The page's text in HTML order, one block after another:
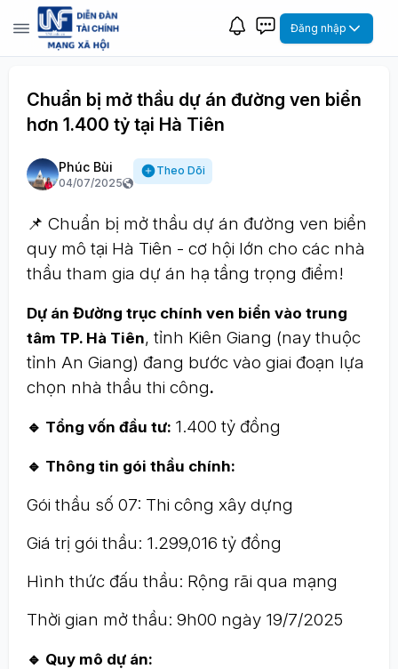
Đăng nhập
Chuẩn bị mở thầu dự án đường ven biển
hơn 1.400 tỷ tại Hà Tiên
Phúc Bùi
04/07/2025
Theo Dõi
📌 Chuẩn bị mở thầu dự án đường ven biển
quy mô tại Hà Tiên - cơ hội lớn cho các nhà
thầu tham gia dự án hạ tầng trọng điểm!
Dự án Đường trục chính ven biển vào trung
tâm TP. Hà Tiên, tỉnh Kiên Giang (nay thuộc
tỉnh An Giang) đang bước vào giai đoạn lựa
chọn nhà thầu thi công.
🔹 Tổng vốn đầu tư: 1.400 tỷ đồng
🔹 Thông tin gói thầu chính:
Gói thầu số 07: Thi công xây dựng
Giá trị gói thầu: 1.299,016 tỷ đồng
Hình thức đấu thầu: Rộng rãi qua mạng
Thời gian mở thầu: 9h00 ngày 19/7/2025
🔹 Quy mô dự án: